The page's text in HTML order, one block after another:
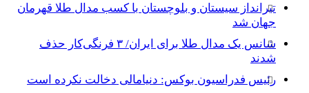
تیرانداز سیستان و بلوچستان با کسب مدال طلا قهرمان
جهان شد
شانس یک مدال طلا برای ایران/ ۳ فرنگی‌کار حذف
شدند
رئیس فدراسیون بوکس: دنیامالی دخالت نکرده است